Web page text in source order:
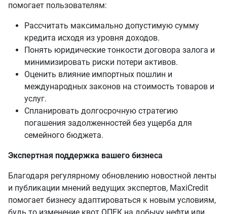
помогает пользователям:
Рассчитать максимально допустимую сумму
кредита исходя из уровня доходов.
Понять юридические тонкости договора залога и
минимизировать риски потери активов.
Оценить влияние импортных пошлин и
международных законов на стоимость товаров и
услуг.
Спланировать долгосрочную стратегию
погашения задолженностей без ущерба для
семейного бюджета.
Экспертная поддержка вашего бизнеса
Благодаря регулярному обновлению новостной ленты
и публикации мнений ведущих экспертов, MaxiCredit
помогает бизнесу адаптироваться к новым условиям,